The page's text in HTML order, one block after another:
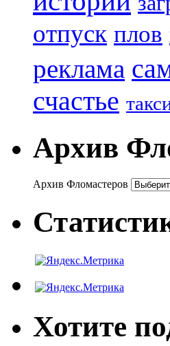
отпуск плов
реклама
счастье
Архив
Архив Фломастеров
Хотите